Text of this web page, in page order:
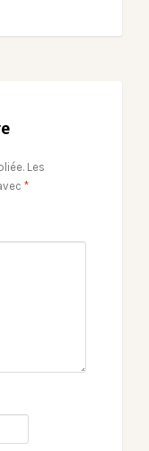
Les
*